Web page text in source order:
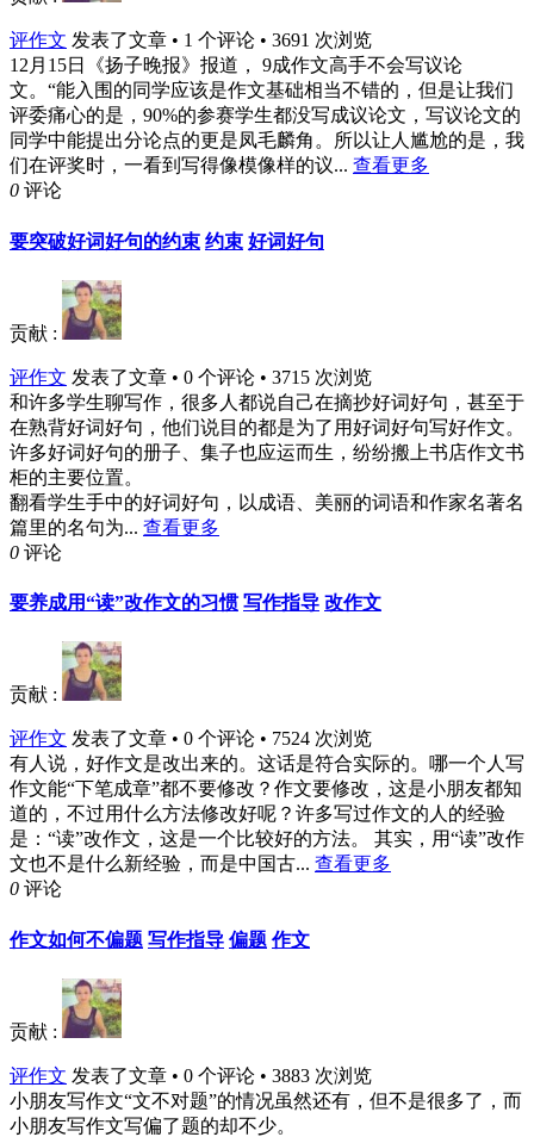
评作文 发表了文章 • 1 个评论 • 3691 次浏览
12月15日《扬子晚报》报道， 9成作文高手不会写议论
文。“能入围的同学应该是作文基础相当不错的，但是让我们
评委痛心的是，90%的参赛学生都没写成议论文，写议论文的
同学中能提出分论点的更是凤毛麟角。所以让人尴尬的是，我
们在评奖时，一看到写得像模像样的议... 查看更多
0 评论
要突破好词好句的约束 约束 好词好句
贡献 :
评作文 发表了文章 • 0 个评论 • 3715 次浏览
和许多学生聊写作，很多人都说自己在摘抄好词好句，甚至于
在熟背好词好句，他们说目的都是为了用好词好句写好作文。
许多好词好句的册子、集子也应运而生，纷纷搬上书店作文书
柜的主要位置。
翻看学生手中的好词好句，以成语、美丽的词语和作家名著名
篇里的名句为... 查看更多
0 评论
要养成用“读”改作文的习惯 写作指导 改作文
贡献 :
评作文 发表了文章 • 0 个评论 • 7524 次浏览
有人说，好作文是改出来的。这话是符合实际的。哪一个人写
作文能“下笔成章”都不要修改？作文要修改，这是小朋友都知
道的，不过用什么方法修改好呢？许多写过作文的人的经验
是：“读”改作文，这是一个比较好的方法。 其实，用“读”改作
文也不是什么新经验，而是中国古... 查看更多
0 评论
作文如何不偏题 写作指导 偏题 作文
贡献 :
评作文 发表了文章 • 0 个评论 • 3883 次浏览
小朋友写作文“文不对题”的情况虽然还有，但不是很多了，而
小朋友写作文写偏了题的却不少。